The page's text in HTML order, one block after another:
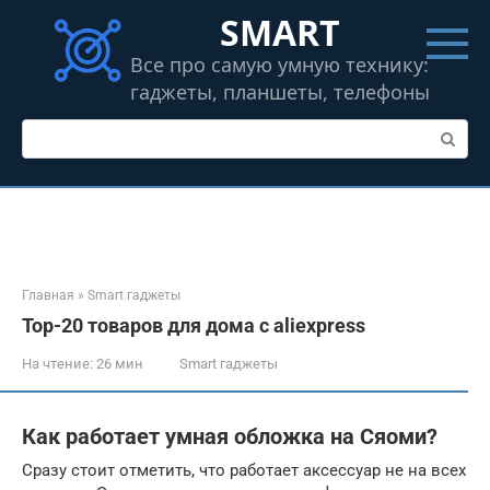
контенту
SMART
Все про самую умную технику:
гаджеты, планшеты, телефоны
Поиск:
Главная » Smart гаджеты
Top-20 товаров для дома с aliexpress
На чтение: 26 мин Smart гаджеты
Как работает умная обложка на Сяоми?
Сразу стоит отметить, что работает аксессуар не на всех